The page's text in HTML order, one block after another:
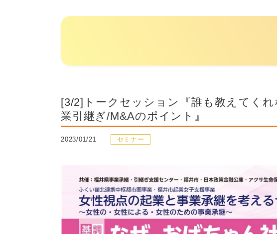
[3/2]トークセッション『誰も教えてく
業引継ぎ/M&Aのポイント』
2023/01/21 セミナー